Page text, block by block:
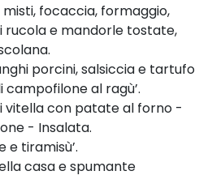
focaccia, formaggio,
rucola e mandorle tostate,
porcini, salsiccia e tartufo
al ragù’.
vitella con patate al forno -
- Insalata.
e tiramisù’.
casa e spumante